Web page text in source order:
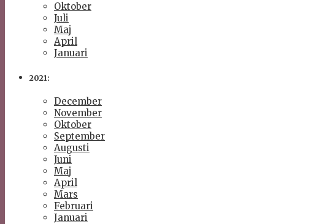
Oktober
Juli
Maj
April
Januari
2021:
December
November
Oktober
September
Augusti
Juni
Maj
April
Mars
Februari
Januari